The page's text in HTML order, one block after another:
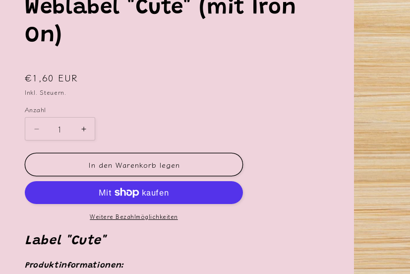
springen
Weblabel "Cute" (mit Iron
On)
Normaler
Preis
€1,60 EUR
Inkl. Steuern.
Anzahl
Verringere
die
Menge
Weblabel
Iron
Erhöhe
die
Menge
für
Weblabel
&quot;Cute&quot;
Iron
On)
In den Warenkorb legen
Weitere Bezahlmöglichkeiten
Label "Cute"
Produktinformationen: